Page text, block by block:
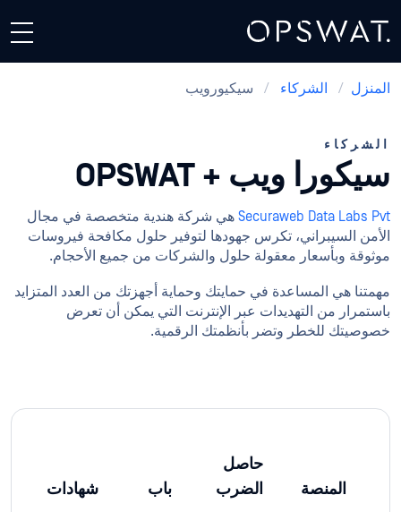
المنزل / الشركاء / سيكيورويب
الشركاء
سيكورا ويب + OPSWAT
Securaweb Data Labs Pvt هي شركة هندية متخصصة في مجال
الأمن السيبراني، تكرس جهودها لتوفير حلول مكافحة فيروسات
موثوقة وبأسعار معقولة حلول والشركات من جميع الأحجام.
مهمتنا هي المساعدة في حمايتك وحماية أجهزتك من العدد المتزايد
باستمرار من التهديدات عبر الإنترنت التي يمكن أن تعرض
خصوصيتك للخطر وتضر بأنظمتك الرقمية.
المنصة
حاصل
الضرب
باب شهادات